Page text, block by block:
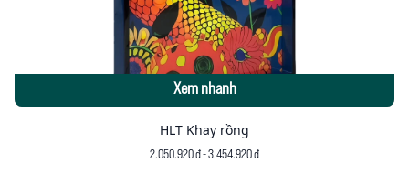
Xem nhanh
HLT Khay rồng
2.050.920 đ - 3.454.920 đ